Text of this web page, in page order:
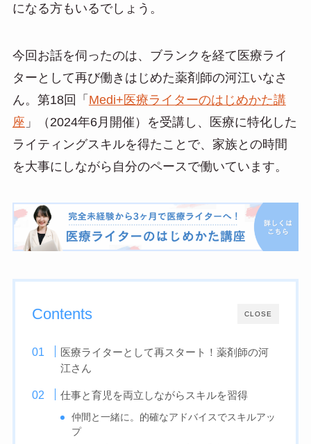
になる方もいるでしょう。
今回お話を伺ったのは、ブランクを経て医療ライ
ターとして再び働きはじめた薬剤師の河江いなさ
ん。第18回「 Medi+医療ライターのはじめかた講
座 」（2024年6月開催）を受講し、医療に特化した
ライティングスキルを得たことで、家族との時間
を大事にしながら自分のペースで働いています。
CLOSE
Contents
医療ライターとして再スタート！薬剤師の河
江さん
仕事と育児を両立しながらスキルを習得
仲間と一緒に。的確なアドバイスでスキルアッ
プ